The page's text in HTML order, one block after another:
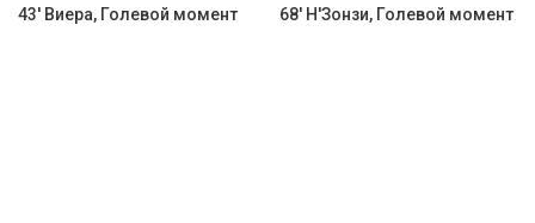
43' Виера, Голевой момент 68' Н'Зонзи, Голевой момент